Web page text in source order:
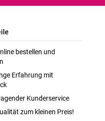
bestellen und
Erfahrung mit
Kunderservice
zum kleinen Preis!